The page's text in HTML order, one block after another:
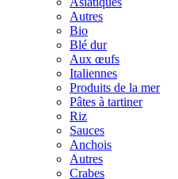
Autres
Bio
Blé dur
Aux œufs
Italiennes
Produits de la mer
Pâtes à tartiner
Riz
Sauces
Anchois
Autres
Crabes